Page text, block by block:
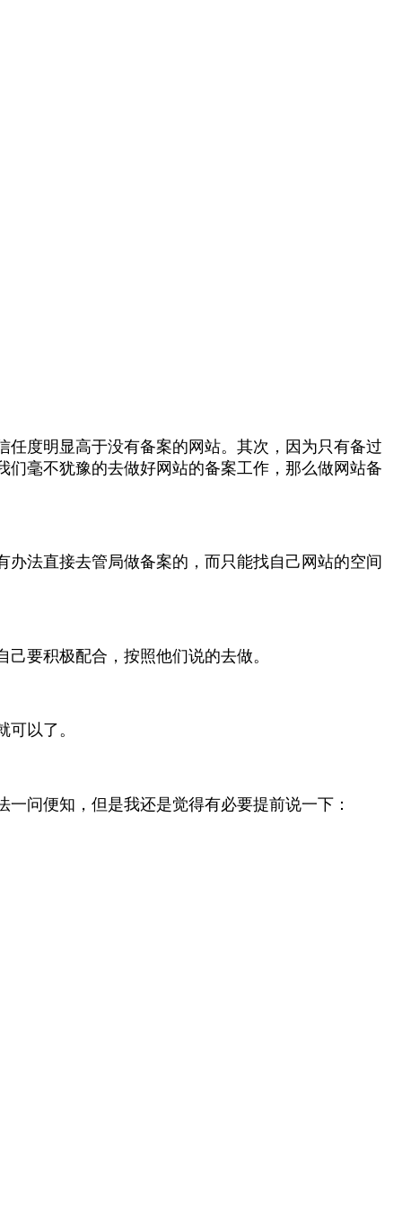
度明显高于没有备案的网站。其次，因为只有备过
毫不犹豫的去做好网站的备案工作，那么做网站备
法直接去管局做备案的，而只能找自己网站的空间
要积极配合，按照他们说的去做。
以了。
问便知，但是我还是觉得有必要提前说一下：